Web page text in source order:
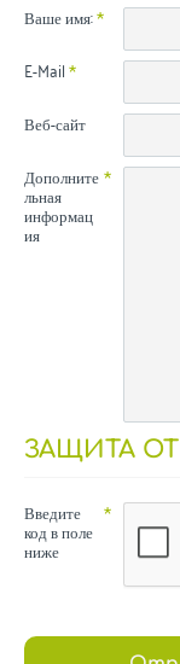
Ваше имя:
E-Mail
Веб-сайт
Дополните
льная
информац
ия
ЗАЩИТА
Введите
код в поле
ниже